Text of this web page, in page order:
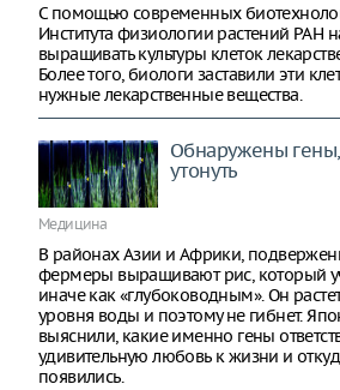
С помощью современных
Института физиологии растений РАН
выращивать культуры клеток
Более того, биологи заставили эти
нужные лекарственные вещества.
Обнаружены
утонуть
Медицина
В районах Азии и Африки,
фермеры выращивают рис, который
иначе как «глубоководным». Он
уровня воды и поэтому не гибнет.
выяснили, какие именно гены
удивительную любовь к жизни и
появились.